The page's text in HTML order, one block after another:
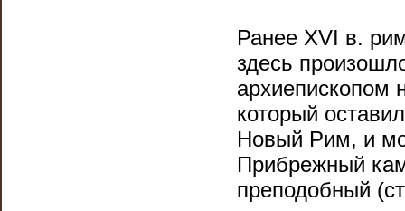
Ранее XVI в.
здесь
архиепископом
который
Новый Рим, и
Прибрежный
преподобный